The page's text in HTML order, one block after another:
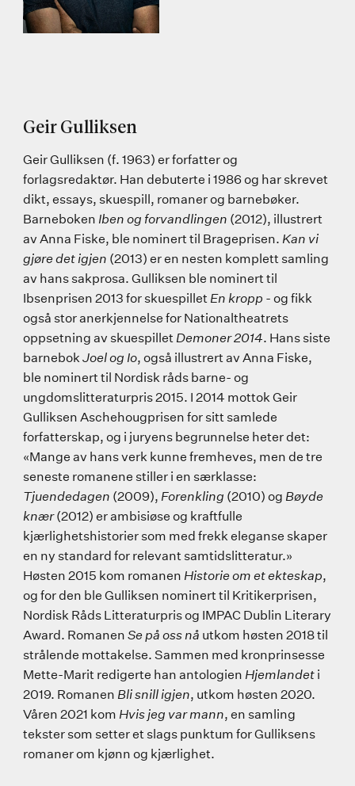
Geir Gulliksen
Geir Gulliksen (f. 1963) er forfatter og
forlagsredaktør. Han debuterte i 1986 og har skrevet
dikt, essays, skuespill, romaner og barnebøker.
Barneboken Iben og forvandlingen (2012), illustrert
av Anna Fiske, ble nominert til Brageprisen. Kan vi
gjøre det igjen (2013) er en nesten komplett samling
av hans sakprosa. Gulliksen ble nominert til
Ibsenprisen 2013 for skuespillet En kropp - og fikk
også stor anerkjennelse for Nationaltheatrets
oppsetning av skuespillet Demoner 2014. Hans siste
barnebokJoel og Io, også illustrert av Anna Fiske,
ble nominert til Nordisk råds barne- og
ungdomslitteraturpris 2015. I 2014 mottok Geir
Gulliksen Aschehougprisen for sitt samlede
forfatterskap, og i juryens begrunnelse heter det:
«Mange av hans verk kunne fremheves, men de tre
seneste romanene stiller i en særklasse:
Tjuendedagen (2009), Forenkling (2010) og Bøyde
knær(2012) er ambisiøse og kraftfulle
kjærlighetshistorier som med frekk eleganse skaper
en ny standard for relevant samtidslitteratur.»
Høsten 2015 kom romanen Historie om et ekteskap,
og for den ble Gulliksen nominert til Kritikerprisen,
Nordisk Råds Litteraturpris og IMPAC Dublin Literary
Award. Romanen Se på oss nå utkom høsten 2018 til
strålende mottakelse. Sammen med kronprinsesse
Mette-Marit redigerte han antologien Hjemlandet i
2019. Romanen Bli snill igjen, utkom høsten 2020.
Våren 2021 kom Hvis jeg var mann, en samling
tekster som setter et slags punktum for Gulliksens
romaner om kjønn og kjærlighet.